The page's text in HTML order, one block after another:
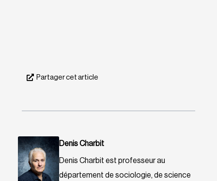
Partager cet article
Denis Charbit
Denis Charbit est professeur au
département de sociologie, de science